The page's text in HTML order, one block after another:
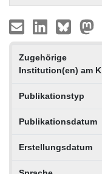
Zugehörige
Institution(en) am
Publikationstyp
Publikationsdatum
Erstellungsdatum